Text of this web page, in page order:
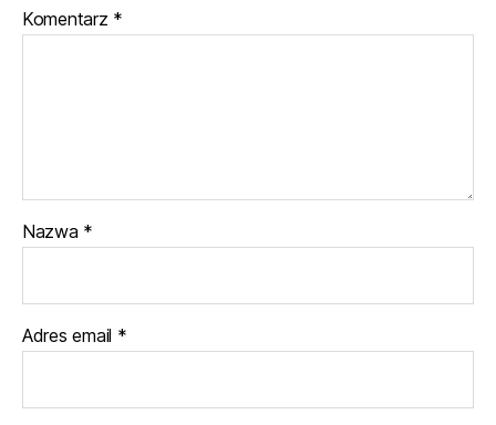
Komentarz *
Nazwa *
Adres email *